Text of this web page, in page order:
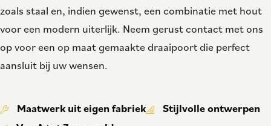
zoals staal en, indien gewenst, een combinatie met hout
voor een modern uiterlijk. Neem gerust contact met ons
op voor een op maat gemaakte draaipoort die perfect
aansluit bij uw wensen.
Maatwerk uit eigen fabriek
Stijlvolle ontwerpen